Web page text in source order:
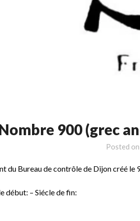
900 (grec
Posted on
du Bureau de contrôle de Dijon créé le
début: – Siécle de fin: